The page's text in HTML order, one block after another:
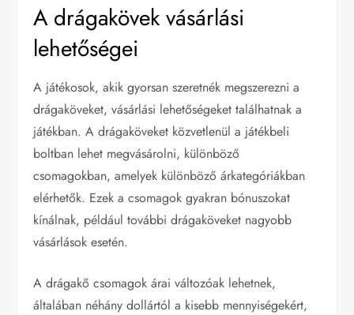
A drágakövek vásárlási
lehetőségei
A játékosok, akik gyorsan szeretnék megszerezni a
drágaköveket, vásárlási lehetőségeket találhatnak a
játékban. A drágaköveket közvetlenül a játékbeli
boltban lehet megvásárolni, különböző
csomagokban, amelyek különböző árkategóriákban
elérhetők. Ezek a csomagok gyakran bónuszokat
kínálnak, például további drágaköveket nagyobb
vásárlások esetén.
A drágakő csomagok árai változóak lehetnek,
általában néhány dollártól a kisebb mennyiségekért,